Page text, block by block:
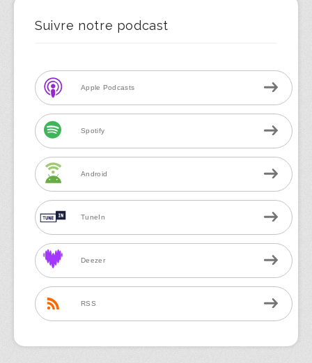
Suivre notre podcast
Apple Podcasts
Spotify
Android
TuneIn
Deezer
RSS